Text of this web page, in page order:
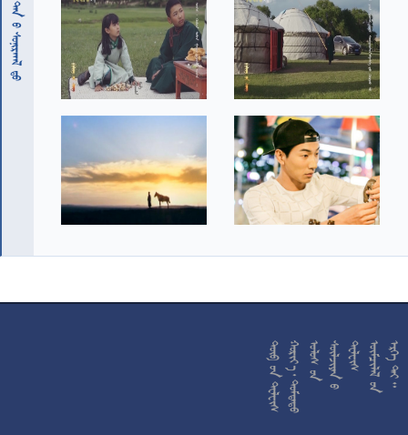
 










































































































